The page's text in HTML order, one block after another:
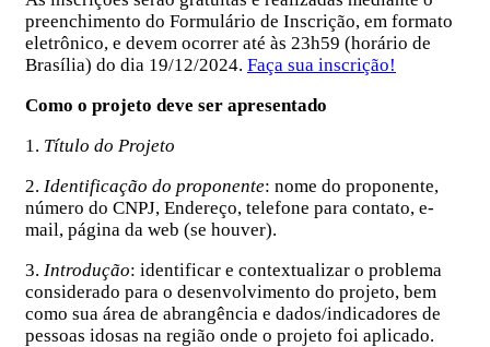
preenchimento do Formulário de Inscrição, em formato
eletrônico, e devem ocorrer até às 23h59 (horário de
Brasília) do dia 19/12/2024. Faça sua inscrição!
Como o projeto deve ser apresentado
1. Título do Projeto
2. Identificação do proponente: nome do proponente,
número do CNPJ, Endereço, telefone para contato, e-
mail, página da web (se houver).
3. Introdução: identificar e contextualizar o problema
considerado para o desenvolvimento do projeto, bem
como sua área de abrangência e dados/indicadores de
pessoas idosas na região onde o projeto foi aplicado.